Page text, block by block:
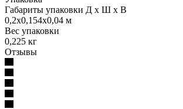
Габариты упаковки Д х Ш х В
0,2x0,154x0,04 м
Вес упаковки
0,225 кг
Отзывы